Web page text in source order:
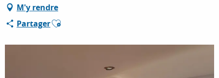
SÉJOURNER
M'y rendre
PartagerAjouter aux favoris